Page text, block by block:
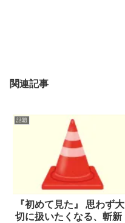
関連記事
話題
『初めて見た』 思わず大
切に扱いたくなる、斬新